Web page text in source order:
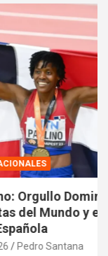
que
Reconocida